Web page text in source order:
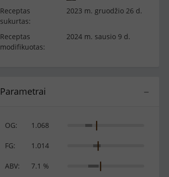
Receptas
sukurtas:
2023 m. gruodžio 26 d.
Receptas
modifikuotas:
2024 m. sausio 9 d.
−
Parametrai
OG: 1.068
FG: 1.014
ABV: 7.1 %